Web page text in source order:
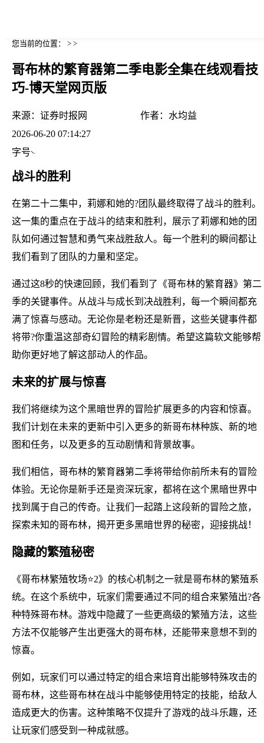
您当前的位置： > >
哥布林的繁育器第二季电影全集在线观看技
巧-博天堂网页版
来源： 证券时报网 作者： 水均益
2026-06-20 07:14:27
字号
战斗的胜利
在第二十二集中，莉娜和她的?团队最终取得了战斗的胜利。
这一集的重点在于战斗的结束和胜利，展示了莉娜和她的团
队如何通过智慧和勇气来战胜敌人。每一个胜利的瞬间都让
我们看到了团队的力量和坚定。
通过这8秒的快速回顾，我们看到了《哥布林的繁育器》第二
季的关键事件。从战斗与成长到决战胜利，每一个瞬间都充
满了惊喜与感动。无论你是老粉还是新晋，这些关键事件都
将带?你重温这部奇幻冒险的精彩剧情。希望这篇软文能够帮
助你更好地了解这部动人的作品。
未来的扩展与惊喜
我们将继续为这个黑暗世界的冒险扩展更多的内容和惊喜。
我们计划在未来的更新中引入更多的新哥布林种族、新的地
图和任务，以及更多的互动剧情和背景故事。
我们相信，哥布林的繁育器第二季将带给你前所未有的冒险
体验。无论你是新手还是资深玩家，都将在这个黑暗世界中
找到属于自己的传奇。让我们一起踏上这段新的冒险之旅，
探索未知的哥布林，揭开更多黑暗世界的秘密，迎接挑战！
隐藏的繁殖秘密
《哥布林繁殖牧场⭐2》的核心机制之一就是哥布林的繁殖系
统。在这个系统中，玩家们需要通过不同的组合来繁殖出?各
种特殊哥布林。游戏中隐藏了一些更高级的繁殖方法，这些
方法不仅能够产生出更强大的哥布林，还能带来意想不到的
惊喜。
例如，玩家们可以通过特定的组合来培育出能够特殊攻击的
哥布林，这些哥布林在战斗中能够使用特定的技能，给敌人
造成更大的伤害。这种策略不仅提升了游戏的战斗乐趣，还
让玩家们感受到一种成就感。